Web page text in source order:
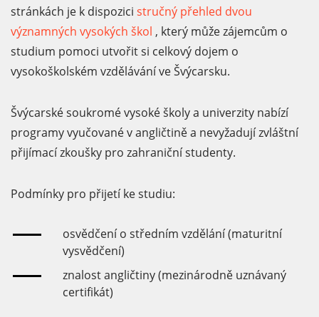
stránkách je k dispozici stručný přehled dvou
významných vysokých škol , který může zájemcům o
studium pomoci utvořit si celkový dojem o
vysokoškolském vzdělávání ve Švýcarsku.
Švýcarské soukromé vysoké školy a univerzity nabízí
programy vyučované v angličtině a nevyžadují zvláštní
přijímací zkoušky pro zahraniční studenty.
Podmínky pro přijetí ke studiu:
osvědčení o středním vzdělání (maturitní
vysvědčení)
znalost angličtiny (mezinárodně uznávaný
certifikát)